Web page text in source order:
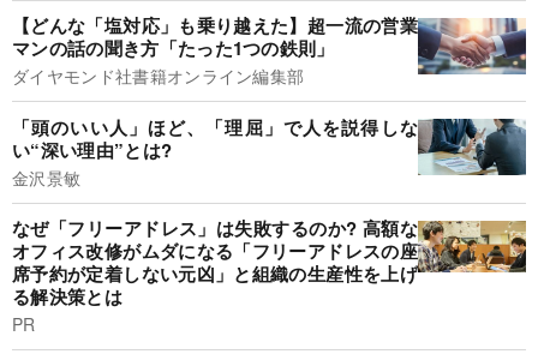
【どんな「塩対応」も乗り越えた】超一流の営業
マンの話の聞き方「たった1つの鉄則」
ダイヤモンド社書籍オンライン編集部
「頭のいい人」ほど、「理屈」で人を説得しな
い“深い理由”とは?
金沢景敏
なぜ「フリーアドレス」は失敗するのか? 高額な
オフィス改修がムダになる「フリーアドレスの座
席予約が定着しない元凶」と組織の生産性を上げ
る解決策とは
PR